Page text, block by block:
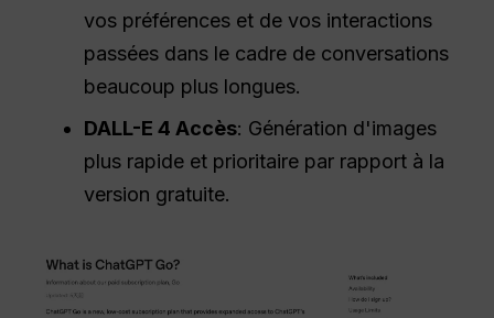
vos préférences et de vos interactions
passées dans le cadre de conversations
beaucoup plus longues.
DALL-E 4 Accès: Génération d'images
plus rapide et prioritaire par rapport à la
version gratuite.